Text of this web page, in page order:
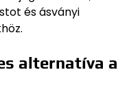
és ásványi
alternatíva a